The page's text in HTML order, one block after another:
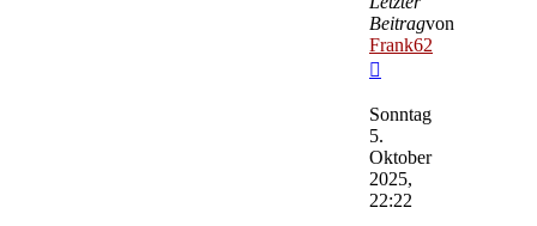
Beitragvon
Frank62
Beitrag
Sonntag
5.
Oktober
2025,
22:22